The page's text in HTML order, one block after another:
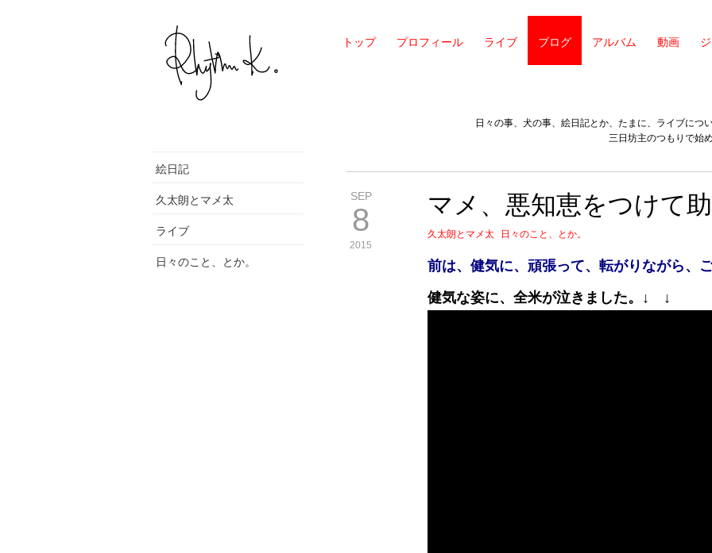
トップ プロフィール ライブ ブログ アルバム 動画
絵日記
久太朗とマメ太
ライブ
日々のこと、とか。
日々の事、犬の事、絵日記とか、たまに、ライブにつ
三日坊主のつもりで始
SEP
8
2015
マメ、悪知恵をつけて助
久太朗とマメ太 日々のこと、とか。
前は、健気に、頑張って、転がりながら、
健気な姿に、全米が泣きました。↓ ↓